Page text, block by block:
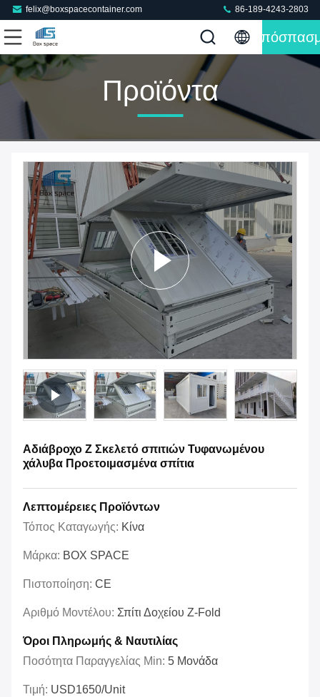
felix@boxspacecontainer.com 86-189-4243-2803
Προϊόντα
Αδιάβροχο Z Σκελετό σπιτιών Τυφανωμένου
χάλυβα Προετοιμασμένα σπίτια
Λεπτομέρειες Προϊόντων
Τόπος Καταγωγής: Κίνα
Μάρκα: BOX SPACE
Πιστοποίηση: CE
Αριθμό Μοντέλου: Σπίτι Δοχείου Z-Fold
Όροι Πληρωμής & Ναυτιλίας
Ποσότητα Παραγγελίας Min: 5 Μονάδα
Τιμή: USD1650/unit